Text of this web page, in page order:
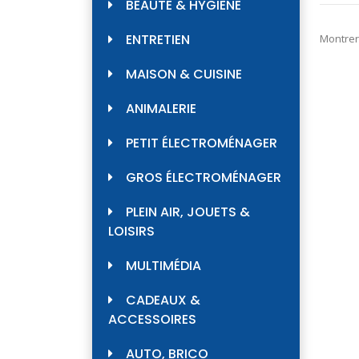
BEAUTÉ & HYGIÈNE
ENTRETIEN
MAISON & CUISINE
ANIMALERIE
PETIT ÉLECTROMÉNAGER
GROS ÉLECTROMÉNAGER
PLEIN AIR, JOUETS &
LOISIRS
MULTIMÉDIA
CADEAUX &
ACCESSOIRES
AUTO, BRICO